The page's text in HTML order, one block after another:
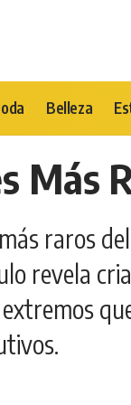
Belleza
Más
raros
revela